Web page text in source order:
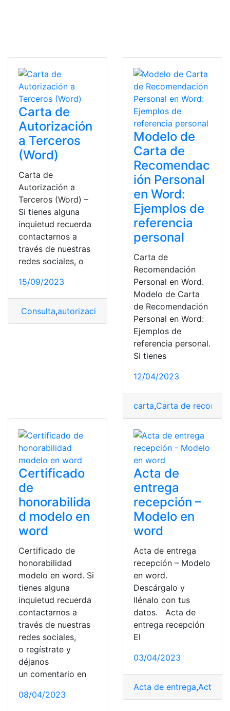
Carta de
Autorización
a Terceros
(Word)
Carta de
Autorización a
Terceros (Word) –
Si tienes alguna
inquietud recuerda
contactarnos a
través de nuestras
redes sociales, o
15/09/2023
Consulta,autorización Autorización a Terceros,carta
Modelo de
Carta de
Recomendac
ión Personal
en Word:
Ejemplos de
referencia
personal
Carta de
Recomendación
Personal en Word.
Modelo de Carta
de Recomendación
Personal en Word:
Ejemplos de
referencia personal.
Si tienes
12/04/2023
carta,Carta de
Certificado
de
honorabilida
d modelo en
word
Certificado de
honorabilidad
modelo en word. Si
tienes alguna
inquietud recuerda
contactarnos a
través de nuestras
redes sociales,
o regístrate y
déjanos
un comentario en
08/04/2023
Acta de
entrega
recepción –
Modelo en
word
Acta de entrega
recepción – Modelo
en word.
Descárgalo y
llénalo con tus
datos. Acta de
entrega recepción
El
03/04/2023
Acta de entrega,Acta